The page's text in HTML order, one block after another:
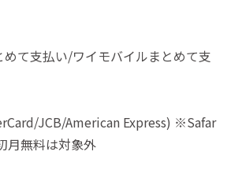
めて支払い/ワイモバイルまとめて支
JCB/American Express) ※Safar
月無料は対象外